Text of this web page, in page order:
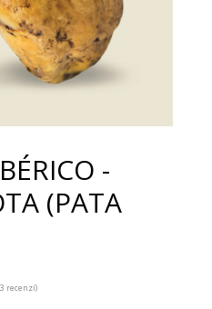
-
(PATA
recenzí)